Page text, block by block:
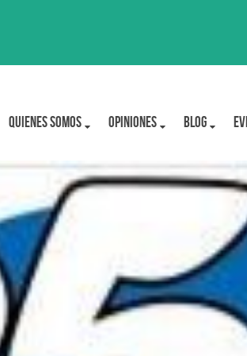
Quienes Somos OPINIONES BLOG